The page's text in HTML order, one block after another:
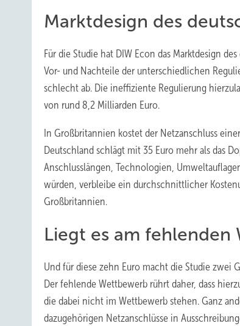
Marktdesign des
Für die Studie hat DIW Econ das Marktdesign
Vor- und Nachteile der unterschiedlichen
schlecht ab. Die ineffiziente Regulierung
von rund 8,2 Milliarden Euro.
In Großbritannien kostet der Netzanschluss
Deutschland schlägt mit 35 Euro mehr als das
Anschlusslängen, Technologien,
würden, verbleibe ein durchschnittlicher
Großbritannien.
Liegt es am fehlenden
Und für diese zehn Euro macht die Studie zwei
Der fehlende Wettbewerb rührt daher, dass
die dabei nicht im Wettbewerb stehen. Ganz
dazugehörigen Netzanschlüsse in